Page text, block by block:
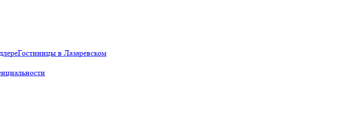
Гостиницы в Лазаревском